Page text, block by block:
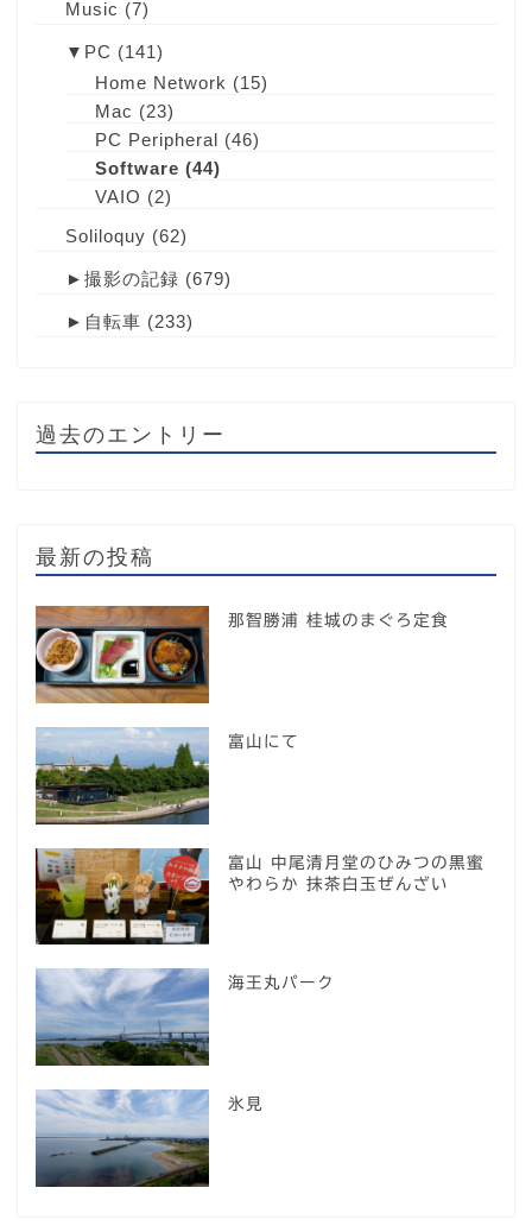
Music (7)
▼ PC (141)
Home Network (15)
Mac (23)
PC Peripheral (46)
Software (44)
VAIO (2)
Soliloquy (62)
► 撮影の記録 (679)
► 自転車 (233)
過去のエントリー
最新の投稿
那智勝浦 桂城のまぐろ定食
富山にて
富山 中尾清月堂のひみつの黒蜜
やわらか 抹茶白玉ぜんざい
海王丸パーク
氷見